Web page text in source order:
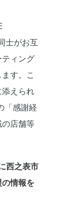
士がお互
ィング
す。こ
えられ
「感謝経
店舗等
西之表市
情報を